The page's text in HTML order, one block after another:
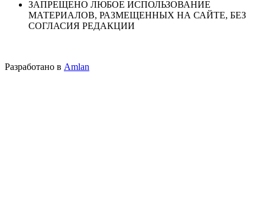
ЗАПРЕЩЕНО ЛЮБОЕ ИСПОЛЬЗОВАНИЕ
МАТЕРИАЛОВ, РАЗМЕЩЕННЫХ НА САЙТЕ, БЕЗ
СОГЛАСИЯ РЕДАКЦИИ
Разработано в Amlan